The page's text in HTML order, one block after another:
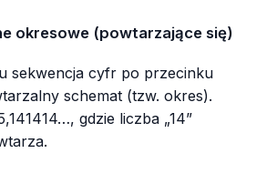
okresowe (powtarzające się)
sekwencja cyfr po przecinku
schemat (tzw. okres).
gdzie liczba „14”